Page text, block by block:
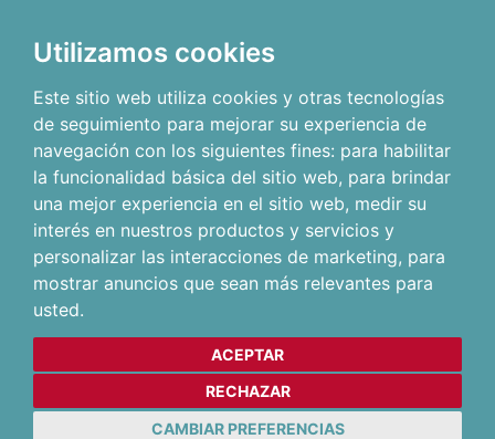
Utilizamos cookies
Este sitio web utiliza cookies y otras tecnologías
de seguimiento para mejorar su experiencia de
navegación con los siguientes fines: para habilitar
la funcionalidad básica del sitio web, para brindar
una mejor experiencia en el sitio web, medir su
interés en nuestros productos y servicios y
personalizar las interacciones de marketing, para
mostrar anuncios que sean más relevantes para
usted.
ACEPTAR
RECHAZAR
CAMBIAR PREFERENCIAS